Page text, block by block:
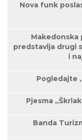
Nova funk
Makedonska
predstavlja drugi
i
Pogledajte
Pjesma
Banda